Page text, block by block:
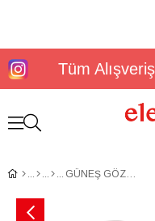
Tüm
GÜNEŞ GÖZLÜĞÜ VERSACE VE4442 55 541069